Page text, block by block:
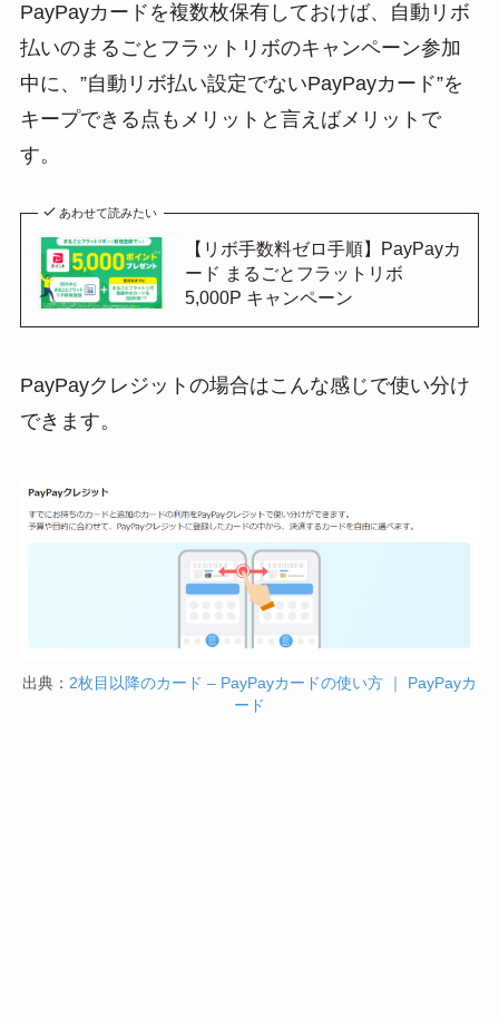
PayPayカードを複数枚保有しておけば、自動リボ
払いのまるごとフラットリボのキャンペーン参加
中に、”自動リボ払い設定でないPayPayカード”を
キープできる点もメリットと言えばメリットで
す。
あわせて読みたい
【リボ手数料ゼロ手順】PayPayカ
ード まるごとフラットリボ
5,000P キャンペーン
PayPayクレジットの場合はこんな感じで使い分け
できます。
出典： 2枚目以降のカード – PayPayカードの使い方 ｜ PayPayカ
ード